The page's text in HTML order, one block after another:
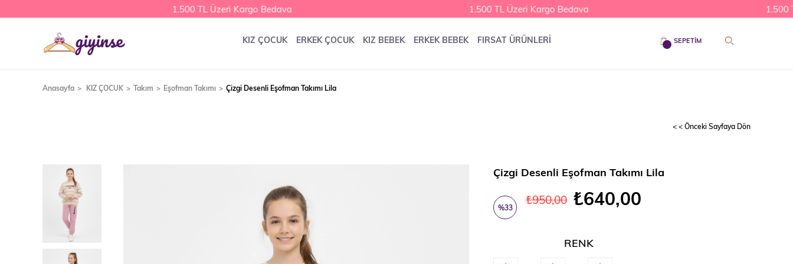
1.500 TL Üzeri Kargo Bedava 1.500 TL Üzeri Kargo Bedava 1.500
SEPETIM
KIZ ÇOCUK ERKEK ÇOCUK KIZ BEBEK ERKEK BEBEK FIRSAT ÜRÜNLERİ
Anasayfa KIZ ÇOCUK Takım Eşofman Takımı Çizgi Desenli Eşofman Takımı Lila
< < Önceki Sayfaya Dön
Çizgi Desenli Eşofman Takımı Lila
%33
₺950,00 ₺640,00
RENK